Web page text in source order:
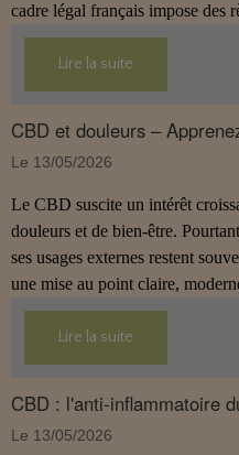
cadre légal français impose des
externes du CBD sont
point claire et accessible pour
s’inscrit dans une démarche de
Lire la suite
CBD et douleurs –
Le 13/05/2026
Le CBD suscite un intérêt
douleurs et de bien‑être.
ses usages externes restent
une mise au point claire,
française de 2026, afin de
s’intègre dans une approche
Lire la suite
CBD : l'anti-inflammatoire
Le 13/05/2026